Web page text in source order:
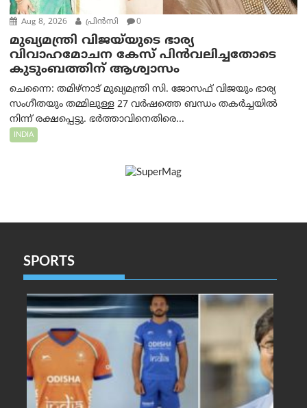
Aug 8, 2026 പ്രിന്‍സി 0
മുഖ്യമന്ത്രി വിജയ്‌യുടെ ഭാര്യ
വിവാഹമോചന കേസ് പിൻവലിച്ചതോടെ
കുടുംബത്തിന് ആശ്വാസം
ചെന്നൈ: തമിഴ്‌നാട് മുഖ്യമന്ത്രി സി. ജോസഫ് വിജയും ഭാര്യ
സംഗീതയും തമ്മിലുള്ള 27 വർഷത്തെ ബന്ധം തകർച്ചയിൽ
നിന്ന് രക്ഷപ്പെട്ടു. ഭർത്താവിനെതിരെ...
INDIA
SPORTS